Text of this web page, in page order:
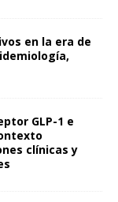
en la era de
GLP-1 e
clínicas y